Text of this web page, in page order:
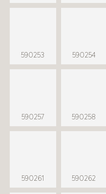
590253 590254
590257 590258
590261 590262